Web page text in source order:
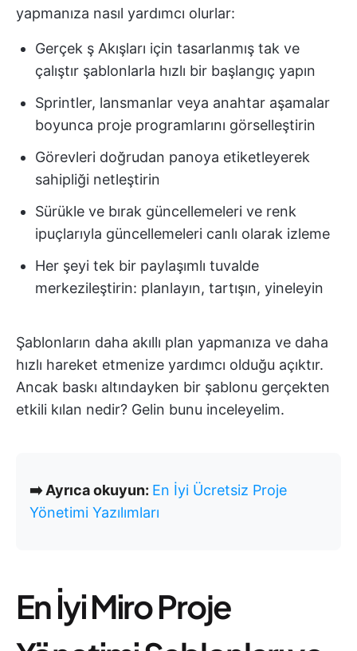
yapmanıza nasıl yardımcı olurlar:
Gerçek ş Akışları için tasarlanmış tak ve
çalıştır şablonlarla hızlı bir başlangıç yapın
Sprintler, lansmanlar veya anahtar aşamalar
boyunca proje programlarını görselleştirin
Görevleri doğrudan panoya etiketleyerek
sahipliği netleştirin
Sürükle ve bırak güncellemeleri ve renk
ipuçlarıyla güncellemeleri canlı olarak izleme
Her şeyi tek bir paylaşımlı tuvalde
merkezileştirin: planlayın, tartışın, yineleyin
Şablonların daha akıllı plan yapmanıza ve daha
hızlı hareket etmenize yardımcı olduğu açıktır.
Ancak baskı altındayken bir şablonu gerçekten
etkili kılan nedir? Gelin bunu inceleyelim.
➡️ Ayrıca okuyun: En İyi Ücretsiz Proje
Yönetimi Yazılımları
En İyi Miro Proje